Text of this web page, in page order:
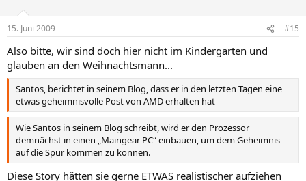
15. Juni 2009 #15
Also bitte, wir sind doch hier nicht im Kindergarten und
glauben an den Weihnachtsmann...
Santos, berichtet in seinem Blog, dass er in den letzten Tagen eine
etwas geheimnisvolle Post von AMD erhalten hat
Wie Santos in seinem Blog schreibt, wird er den Prozessor
demnächst in einen „Maingear PC“ einbauen, um dem Geheimnis
auf die Spur kommen zu können.
Diese Story hätten sie gerne ETWAS realistischer aufziehen